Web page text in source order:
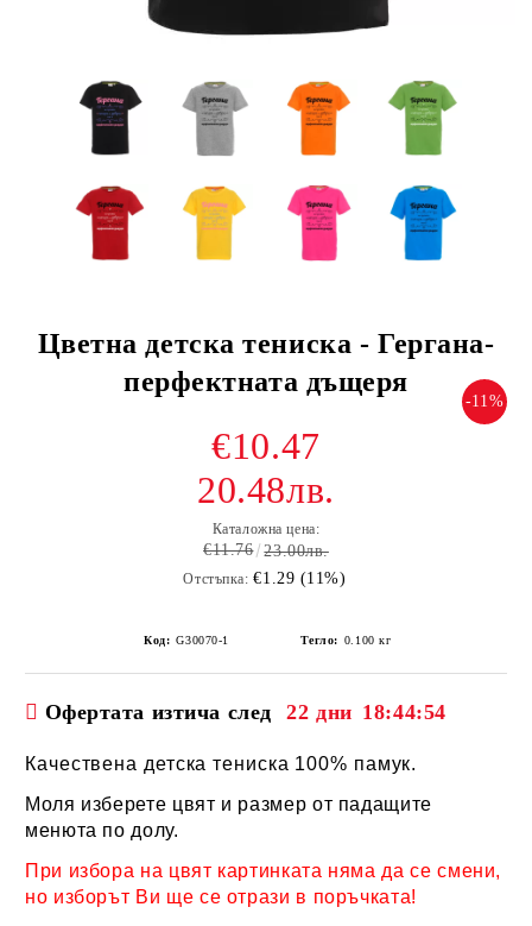
Цветна детска тениска - Гергана-
перфектната дъщеря
-11%
€10.47
20.48лв.
Каталожна цена:
€11.76 23.00лв.
Отстъпка: €1.29 (11%)
Код: G30070-1 Тегло: 0.100 кг
Офертата изтича след 22 дни 18:44:54
Качествена детска тениска 100% памук.
Моля изберете цвят и размер от падащите
менюта по долу.
При избора на цвят картинката няма да се смени,
но изборът Ви ще се отрази в поръчката!